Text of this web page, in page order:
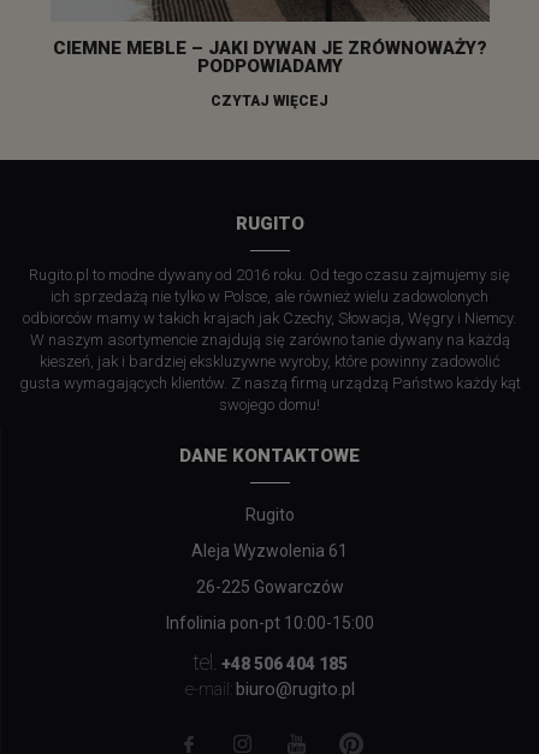
CIEMNE MEBLE – JAKI DYWAN JE ZRÓWNOWAŻY?
PODPOWIADAMY
CZYTAJ WIĘCEJ
RUGITO
Rugito.pl to modne dywany od 2016 roku. Od tego czasu zajmujemy się
ich sprzedażą nie tylko w Polsce, ale również wielu zadowolonych
odbiorców mamy w takich krajach jak Czechy, Słowacja, Węgry i Niemcy.
W naszym asortymencie znajdują się zarówno tanie dywany na każdą
kieszeń, jak i bardziej ekskluzywne wyroby, które powinny zadowolić
gusta wymagających klientów. Z naszą firmą urządzą Państwo każdy kąt
swojego domu!
DANE KONTAKTOWE
Rugito
Aleja Wyzwolenia 61
26-225 Gowarczów
Infolinia pon-pt 10:00-15:00
tel.
+48 506 404 185
e-mail: biuro@rugito.pl